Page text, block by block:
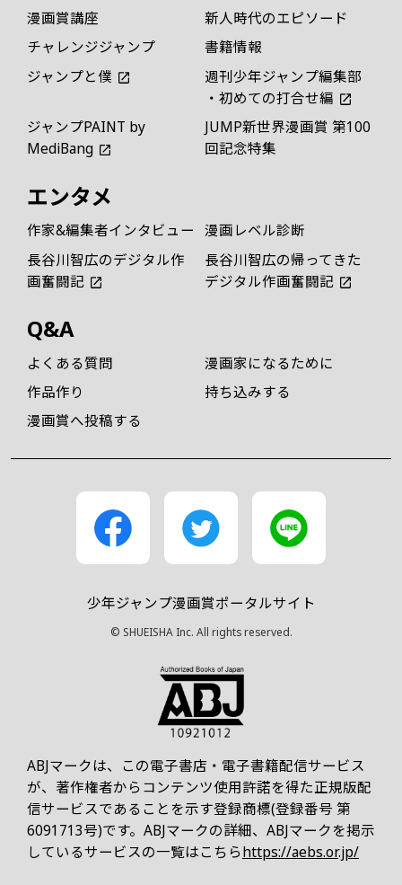
漫画賞講座
新人時代のエピソード
チャレンジジャンプ
書籍情報
ジャンプと僕
週刊少年ジャンプ編集部
・初めての打合せ編
ジャンプPAINT by
MediBang
JUMP新世界漫画賞 第100
回記念特集
エンタメ
作家&編集者インタビュー 漫画レベル診断
長谷川智広のデジタル作
画奮闘記
長谷川智広の帰ってきた
デジタル作画奮闘記
Q&A
よくある質問
漫画家になるために
作品作り
持ち込みする
漫画賞へ投稿する
少年ジャンプ漫画賞ポータルサイト
© SHUEISHA Inc. All rights reserved.
ABJマークは、この電子書店・電子書籍配信サービス
が、著作権者からコンテンツ使用許諾を得た正規版配
信サービスであることを示す登録商標(登録番号 第
6091713号)です。ABJマークの詳細、ABJマークを掲示
しているサービスの一覧はこちらhttps://aebs.or.jp/